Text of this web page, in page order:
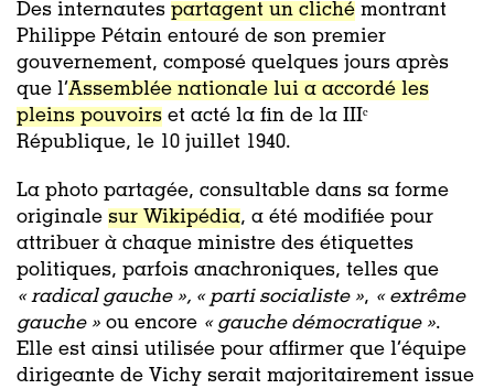
Des internautes partagent un cliché montrant
Philippe Pétain entouré de son premier
gouvernement, composé quelques jours après
que l’Assemblée nationale lui a accordé les
pleins pouvoirs et acté la fin de la IIIᵉ
République, le 10 juillet 1940.
La photo partagée, consultable dans sa forme
originale sur Wikipédia, a été modifiée pour
attribuer à chaque ministre des étiquettes
politiques, parfois anachroniques, telles que
« radical gauche », « parti socialiste », « extrême
gauche » ou encore « gauche démocratique ».
Elle est ainsi utilisée pour affirmer que l’équipe
dirigeante de Vichy serait majoritairement issue